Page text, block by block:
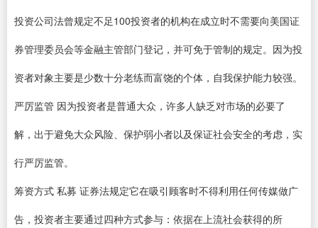
投资公司法曾规定不足100投资者的机构在成立时不需要向美国证
券管理委员会等金融主管部门登记，并可免于管制的规定。因为投
资者对象主要是少数十分老练而富饶的个体，自我保护能力较强。
严厉监管 因为投资者是普通大众，许多人缺乏对市场的必要了
解，出于避免大众风险、保护弱小者以及保证社会安全的考虑，实
行严厉监管。
筹资方式 私募 证券法规定它在吸引顾客时不得利用任何传媒做广
告，投资者主要通过四种方式参与：依据在上流社会获得的所